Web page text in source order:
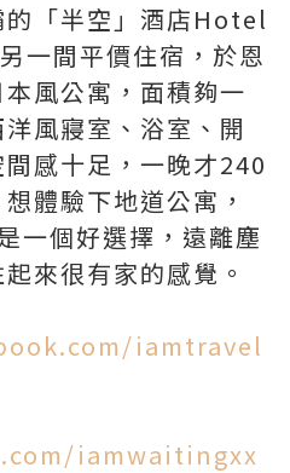
「半空」酒店Hotel
一間平價住宿，於恩
風公寓，面積夠一
風寢室、浴室、開
感十足，一晚才240
體驗下地道公寓，
個好選擇，遠離塵
來很有家的感覺。
iamtravel
iamwaitingxx